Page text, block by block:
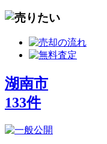
湖南市
133件